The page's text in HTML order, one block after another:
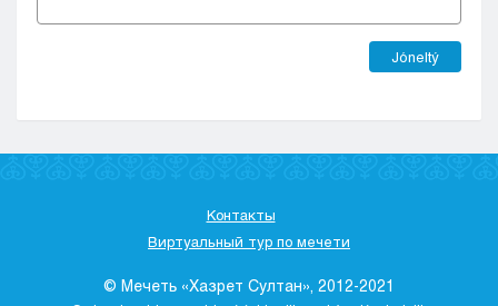
Jóneltý
Контакты
Виртуальный тур по мечети
© Мечеть «Хазрет Султан», 2012-2021